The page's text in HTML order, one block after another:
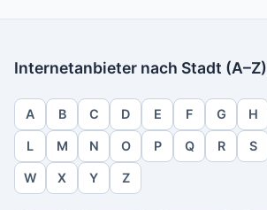
Internetanbieter nach Stadt (A–Z)
A B C D E F G H
L M N O P Q R S
W X Y Z